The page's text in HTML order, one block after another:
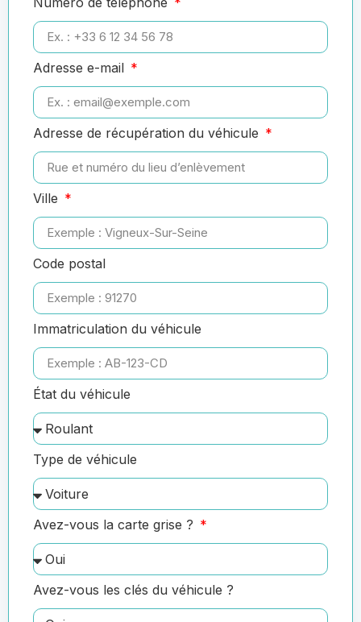
Adresse e-mail
Adresse de récupération du véhicule
Ville
Code postal
Immatriculation du véhicule
État du véhicule
Type de véhicule
Avez-vous la carte grise ?
Avez-vous les clés du véhicule ?